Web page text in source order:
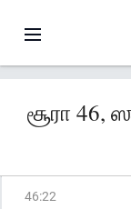
சூரா
46:22